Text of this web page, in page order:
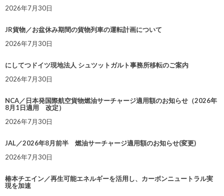
2026年7月30日
JR貨物／お盆休み期間の貨物列車の運転計画について
2026年7月30日
にしてつドイツ現地法人 シュツットガルト事務所移転のご案内
2026年7月30日
NCA／日本発国際航空貨物燃油サーチャージ適用額のお知らせ（2026年
8月1日適用 改定）
2026年7月30日
JAL／2026年8月前半 燃油サーチャージ適用額のお知らせ(変更)
2026年7月30日
椿本チエイン／再生可能エネルギーを活用し、カーボンニュートラル実
現を加速